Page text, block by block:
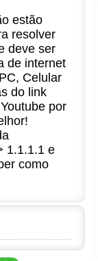
estão
resolver
deve ser
de internet
Celular
do link
por
1.1.1.1 e
como